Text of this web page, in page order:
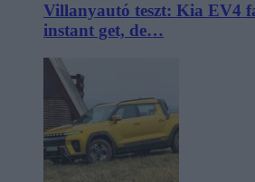
Villanyautó teszt: Kia EV4
instant get, de…